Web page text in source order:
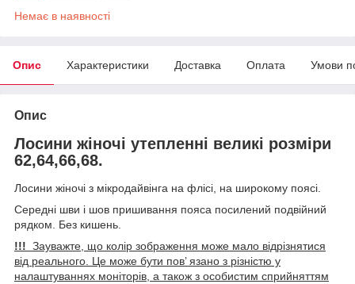
Немає в наявності
Опис Характеристики Доставка Оплата Умови
Опис
Лосини жіночі утепленні великі розміри
62,64,66,68.
Лосини жіночі з мікродайвінга на флісі, на широкому поясі.
Середні шви і шов пришивання пояса посилений подвійний
рядком. Без кишень.
!!! Зауважте, що колір зображення може мало відрізнятися
від реального. Це може бути пов’ язано з різністю у
налаштуваннях моніторів, а також з особистим сприйняттям